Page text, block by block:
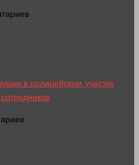
в полицейском участке